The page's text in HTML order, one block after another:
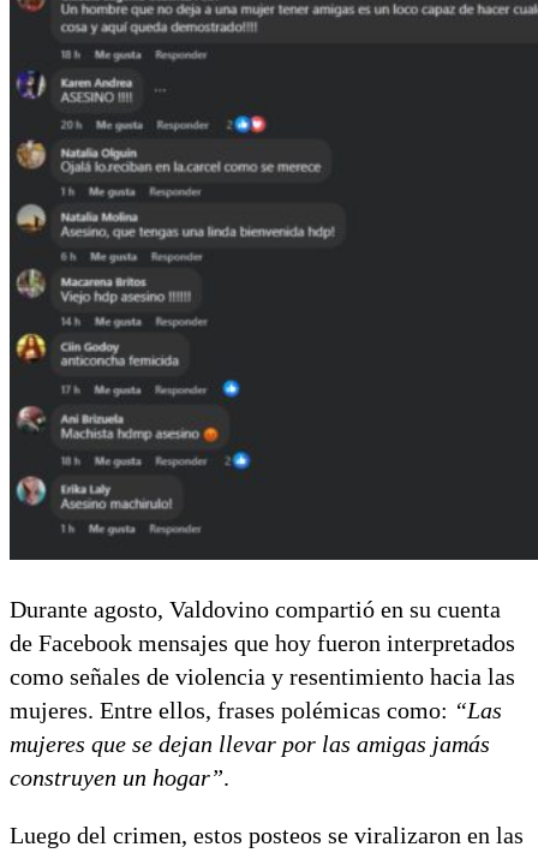
Durante agosto, Valdovino compartió en su cuenta
de Facebook mensajes que hoy fueron interpretados
como señales de violencia y resentimiento hacia las
mujeres. Entre ellos, frases polémicas como: “Las
mujeres que se dejan llevar por las amigas jamás
construyen un hogar”.
Luego del crimen, estos posteos se viralizaron en las